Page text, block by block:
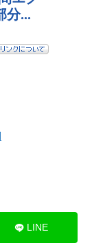
LINE